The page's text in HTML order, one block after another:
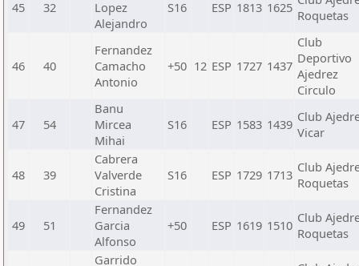
45 32
Lopez
Alejandro
S16 ESP 1813 1625 Roquetas
46 40
Fernandez
Camacho
Antonio
+50 12 ESP 1727 1437
Club
Deportivo
Ajedrez
Circulo
47 54
Banu
Mircea
Mihai
S16 ESP 1583 1439 Club
Vicar
48 39
Cabrera
Valverde
Cristina
S16 ESP 1729 1713 Club
Roquetas
49 51
Fernandez
Garcia
Alfonso
+50 ESP 1619 1510 Club
Roquetas
Garrido